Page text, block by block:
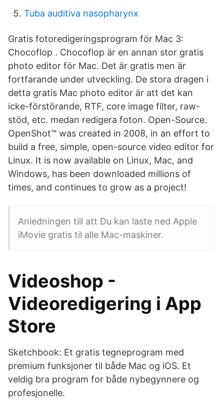
Tuba auditiva nasopharynx
Gratis fotoredigeringsprogram för Mac 3:
Chocoflop . Chocoflop är en annan stor gratis
photo editor för Mac. Det är gratis men är
fortfarande under utveckling. De stora dragen i
detta gratis Mac photo editor är att det kan
icke-förstörande, RTF, core image filter, raw-
stöd, etc. medan redigera foton. Open-Source.
OpenShot™ was created in 2008, in an effort to
build a free, simple, open-source video editor for
Linux. It is now available on Linux, Mac, and
Windows, has been downloaded millions of
times, and continues to grow as a project!
Anledningen till att Du kan laste ned Apple
iMovie gratis til alle Mac-maskiner.
‎Videoshop -
Videoredigering i App
Store
Sketchbook: Et gratis tegneprogram med
premium funksjoner til både Mac og iOS. Et
veldig bra program for både nybegynnere og
profesjonelle.